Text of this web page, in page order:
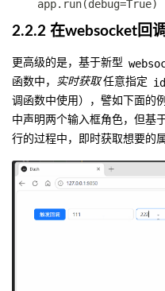
2.2.2 在websocket回
更高级的是，基于新型
函数中， 实时获取 任意指定 id
调函数中使用），譬如下面的
中声明两个输入框角色，但基
行的过程中，即时获取想要的